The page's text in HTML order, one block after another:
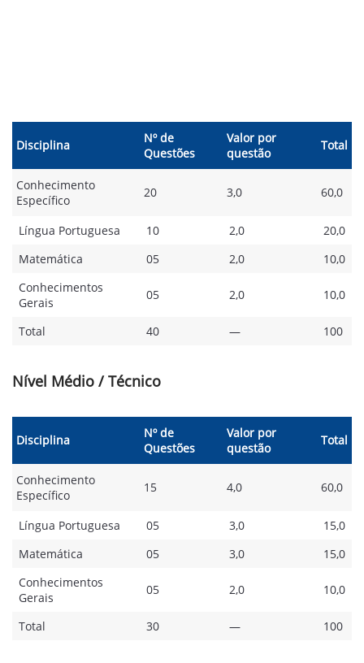
Disciplina
Nº de
Questões
Valor por
questão
Total
Conhecimento
Específico
20 3,0 60,0
Língua Portuguesa 10 2,0
20,0
Matemática
05 2,0
10,0
Conhecimentos
Gerais
05 2,0 10,0
Total 40 — 100
Nível Médio / Técnico
Disciplina
Nº de
Questões
Valor por
questão
Total
Conhecimento
Específico
15 4,0 60,0
Língua Portuguesa 05 3,0
15,0
Matemática
05 3,0
15,0
Conhecimentos
Gerais
05 2,0 10,0
Total 30 — 100